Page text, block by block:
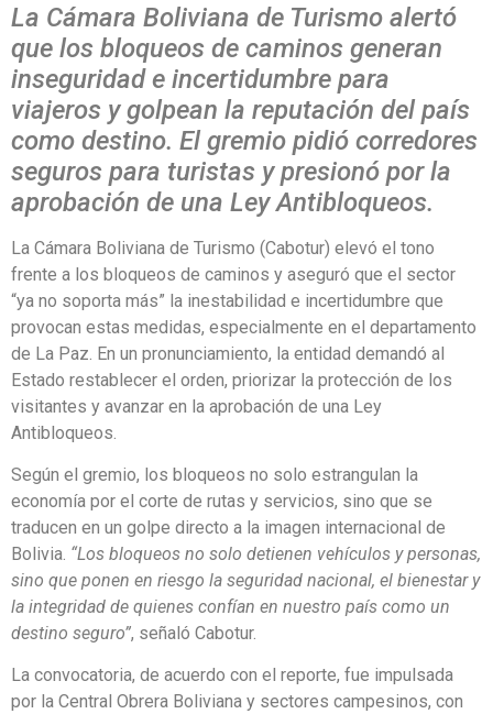
La Cámara Boliviana de Turismo alertó
que los bloqueos de caminos generan
inseguridad e incertidumbre para
viajeros y golpean la reputación del país
como destino. El gremio pidió corredores
seguros para turistas y presionó por la
aprobación de una Ley Antibloqueos.
La Cámara Boliviana de Turismo (Cabotur) elevó el tono
frente a los bloqueos de caminos y aseguró que el sector
“ya no soporta más” la inestabilidad e incertidumbre que
provocan estas medidas, especialmente en el departamento
de La Paz. En un pronunciamiento, la entidad demandó al
Estado restablecer el orden, priorizar la protección de los
visitantes y avanzar en la aprobación de una Ley
Antibloqueos.
Según el gremio, los bloqueos no solo estrangulan la
economía por el corte de rutas y servicios, sino que se
traducen en un golpe directo a la imagen internacional de
Bolivia. “Los bloqueos no solo detienen vehículos y personas,
sino que ponen en riesgo la seguridad nacional, el bienestar y
la integridad de quienes confían en nuestro país como un
destino seguro”, señaló Cabotur.
La convocatoria, de acuerdo con el reporte, fue impulsada
por la Central Obrera Boliviana y sectores campesinos, con